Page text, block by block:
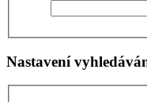
Nastavení